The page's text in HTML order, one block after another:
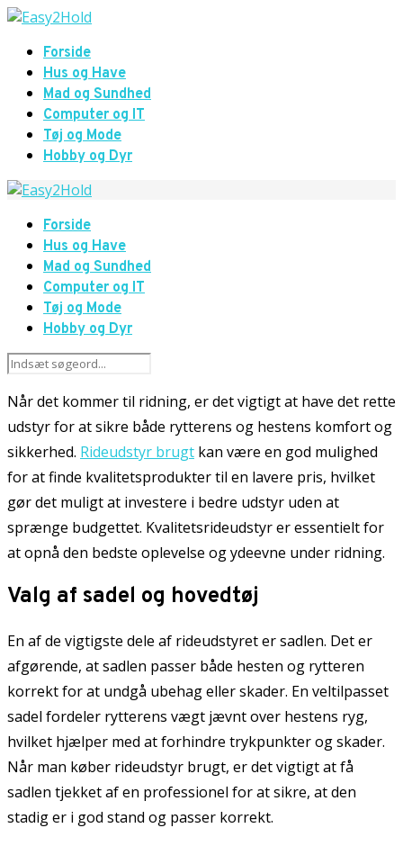
Forside
Hus og Have
Mad og Sundhed
Computer og IT
Tøj og Mode
Hobby og Dyr
Forside
Hus og Have
Mad og Sundhed
Computer og IT
Tøj og Mode
Hobby og Dyr
Når det kommer til ridning, er det vigtigt at have det rette
udstyr for at sikre både rytterens og hestens komfort og
sikkerhed. Rideudstyr brugt kan være en god mulighed
for at finde kvalitetsprodukter til en lavere pris, hvilket
gør det muligt at investere i bedre udstyr uden at
sprænge budgettet. Kvalitetsrideudstyr er essentielt for
at opnå den bedste oplevelse og ydeevne under ridning.
Valg af sadel og hovedtøj
En af de vigtigste dele af rideudstyret er sadlen. Det er
afgørende, at sadlen passer både hesten og rytteren
korrekt for at undgå ubehag eller skader. En veltilpasset
sadel fordeler rytterens vægt jævnt over hestens ryg,
hvilket hjælper med at forhindre trykpunkter og skader.
Når man køber rideudstyr brugt, er det vigtigt at få
sadlen tjekket af en professionel for at sikre, at den
stadig er i god stand og passer korrekt.